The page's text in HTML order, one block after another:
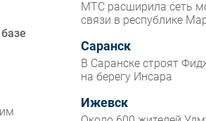
МТС расширила сеть
связи в республике
Саранск
В Саранске строят
на берегу Инсара
Ижевск